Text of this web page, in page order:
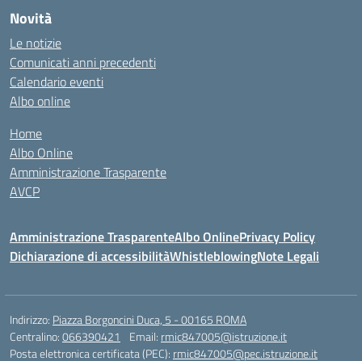
Novità
Le notizie
Comunicati anni precedenti
Calendario eventi
Albo online
Home
Albo Online
Amministrazione Trasparente
AVCP
Amministrazione TrasparenteAlbo OnlinePrivacy Policy
Dichiarazione di accessibilitàWhistleblowingNote Legali
Indirizzo: Piazza Borgoncini Duca, 5 - 00165 ROMA
Centralino:066390421 Email: rmic847005@istruzione.it
Posta elettronica certificata (PEC): rmic847005@pec.istruzione.it